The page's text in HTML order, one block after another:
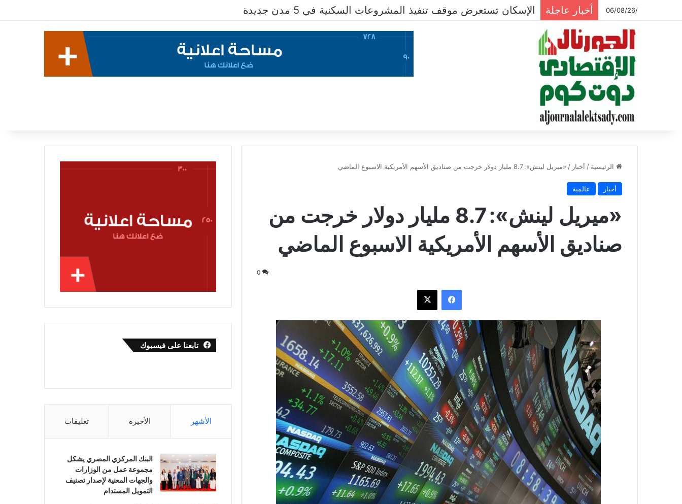
/06/08/26 أخبار عاجلة الإسكان تستعرض موقف تنفيذ المشروعات السكنية في 5 مدن جديدة
الرئيسية / أخبار / «ميريل لينش»: 8.7 مليار دولار خرجت من صناديق الأسهم الأمريكية الاسبوع الماضي
أخبار عالمية
«ميريل لينش»: 8.7 مليار دولار خرجت من
صناديق الأسهم الأمريكية الاسبوع الماضي
0
فيسبوك ‫X
تابعنا على فيسبوك
الأشهر الأخيرة تعليقات
البنك المركزي المصري يشكل
مجموعة عمل من الوزارات
والجهات المعنية لإصدار تصنيف
التمويل المستدام